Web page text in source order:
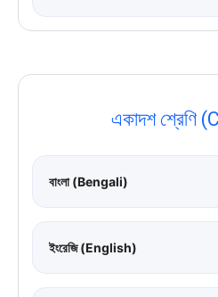
একাদশ শ্রেণি
বাংলা (Bengali)
ইংরেজি (English)